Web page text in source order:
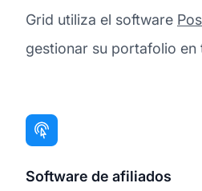
Grid utiliza el software
gestionar su portafolio en
Software de afiliados